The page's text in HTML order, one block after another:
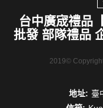
台中廣宬禮品
批發 部隊禮品
2019©
地址: 臺